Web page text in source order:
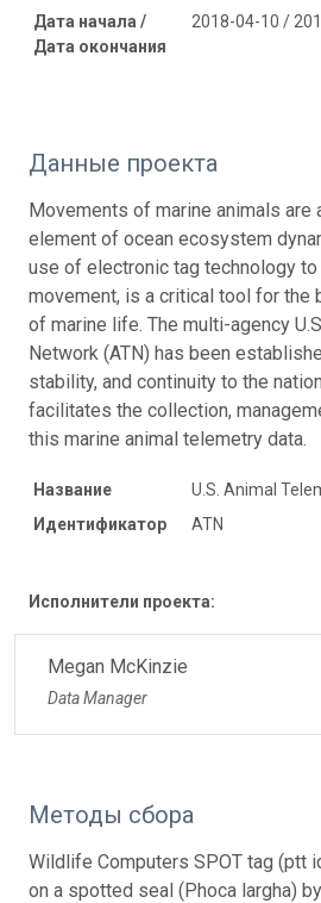
Дата начала /
Дата окончания
2018-04-10 /
Данные проекта
Movements of marine animals are
element of ocean ecosystem
use of electronic tag technology
movement, is a critical tool for the
of marine life. The multi-agency
Network (ATN) has been
stability, and continuity to the
facilitates the collection,
this marine animal telemetry data.
Название
U.S. Animal
Идентификатор
ATN
Исполнители проекта:
Megan McKinzie
Data Manager
Методы сбора
Wildlife Computers SPOT tag (ptt
on a spotted seal (Phoca largha)